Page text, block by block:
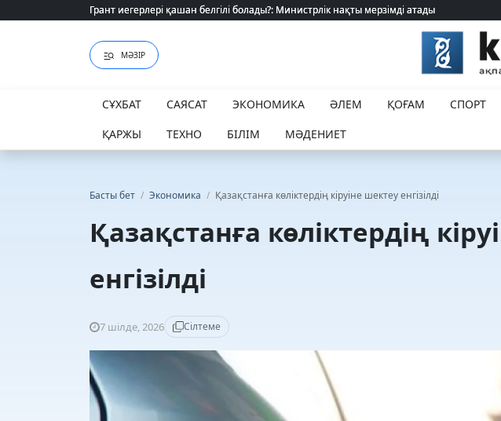
Грант иегерлері қашан белгілі болады?: Министрлік нақты мерзімді атады
Грант иегерлері қашан белгілі болады?: Министрлік нақты мерзімді атады
МӘЗІР
СҰХБАТ САЯСАТ ЭКОНОМИКА ӘЛЕМ ҚОҒАМ СПОРТ
ҚАРЖЫ
ТЕХНО БІЛІМ МӘДЕНИЕТ
Басты бет / Экономика / Қазақстанға көліктердің кіруіне шектеу енгізілді
Қазақстанға көліктердің
енгізілді
7 шілде, 2026 Сілтеме